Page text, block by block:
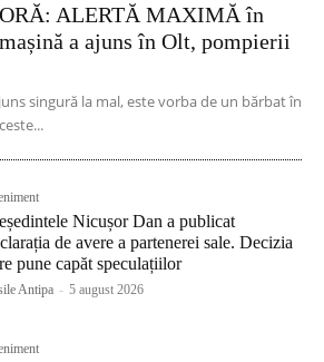
ALERTĂ MAXIMĂ în
a ajuns în Olt, pompierii
singură la mal, este vorba de un bărbat în
Nicușor Dan a publicat
de avere a partenerei sale. Decizia
pune capăt speculațiilor
Antipa - 5 august 2026